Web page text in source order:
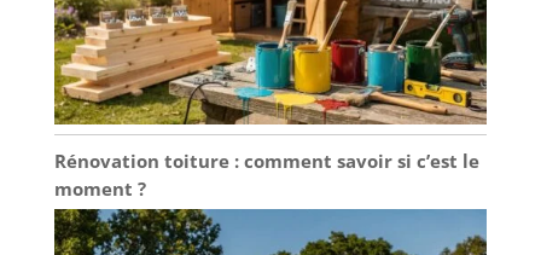
Rénovation toiture : comment savoir si c’est le
moment ?